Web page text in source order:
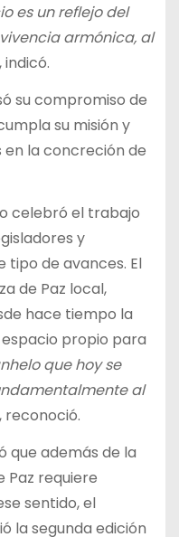
es un reflejo del
armónica, al
indicó.
su compromiso de
su misión y
la concreción de
celebró el trabajo
y
tipo de avances. El
de Paz local,
hace tiempo la
propio para
que hoy se
al
reconoció.
que además de la
Paz requiere
sentido, el
la segunda edición